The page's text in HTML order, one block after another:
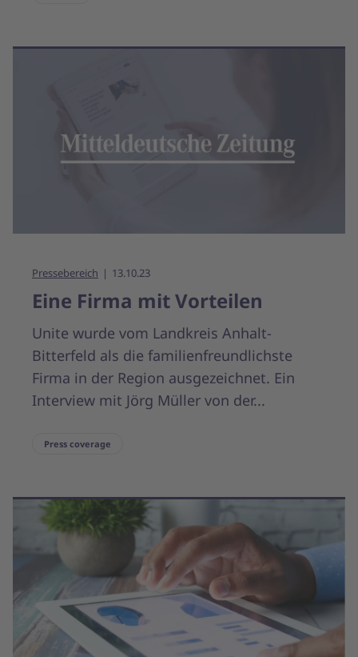
Pressebereich 13.10.23
Eine Firma mit Vorteilen
Unite wurde vom Landkreis Anhalt-
Bitterfeld als die familienfreundlichste
Firma in der Region ausgezeichnet. Ein
Interview mit Jörg Müller von der...
Press coverage